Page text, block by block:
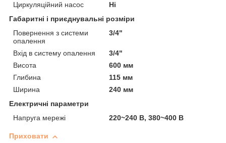
Циркуляційний насос
Ні
Габаритні і приєднувальні розміри
Повернення з системи
опалення
3/4"
Вхід в систему опалення
3/4"
Висота
600 мм
Глибина
115 мм
Ширина
240 мм
Електричні параметри
Напруга мережі
220~240 В, 380~400 В
Приховати